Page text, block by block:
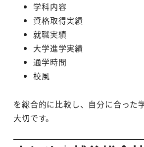
学科内容
資格取得実績
就職実績
大学進学実績
通学時間
校風
を総合的に比較し、自分に合った
大切です。